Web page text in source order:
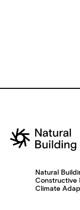
Natural
Constructive
Climate